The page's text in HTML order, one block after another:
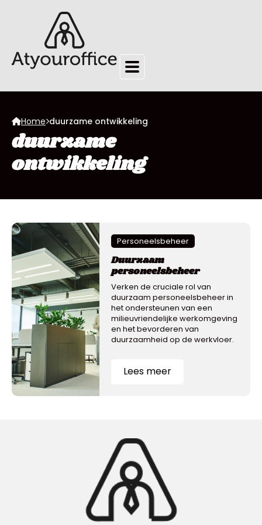
Home duurzame ontwikkeling
duurzame
ontwikkeling
Personeelsbeheer
Duurzaam
personeelsbeheer
Verken de cruciale rol van
duurzaam personeelsbeheer in
het ondersteunen van een
milieuvriendelijke werkomgeving
en het bevorderen van
duurzaamheid op de werkvloer.
Lees meer